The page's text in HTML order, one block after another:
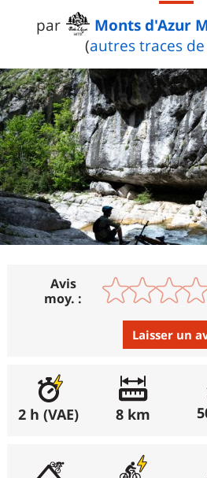
par Monts d'Azur
(autres traces
Avis
moy. :
Laisser un
Excellent:
0%
Moyen:
2 h (VAE) 8 km